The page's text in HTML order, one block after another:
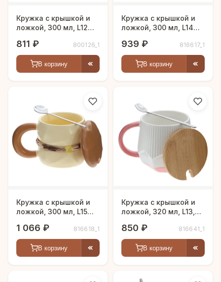
Кружка с крышкой и
ложкой, 300 мл, L12
811 ₽ 800126_1
В корзину
Кружка с крышкой и
ложкой, 300 мл, L14
939 ₽ 816617_1
В корзину
Кружка с крышкой и
ложкой, 300 мл, L15
1 066 ₽ 816618_1
В корзину
Кружка с крышкой и
ложкой, 320 мл, L13,5
850 ₽ 816641_1
В корзину